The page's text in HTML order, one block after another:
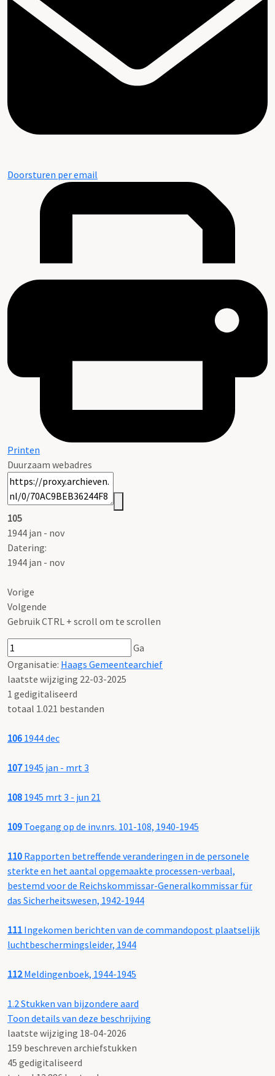
Doorsturen per email
Printen
Duurzaam webadres
105
1944 jan - nov
Datering:
1944 jan - nov
Vorige
Volgende
Gebruik CTRL + scroll om te scrollen
Ga
Organisatie: Haags Gemeentearchief
laatste wijziging 22-03-2025
1 gedigitaliseerd
totaal 1.021 bestanden
106 1944 dec
1071945 jan - mrt 3
108 1945 mrt 3 - jun 21
109 Toegang op de inv.nrs. 101-108, 1940-1945
110 Rapporten betreffende veranderingen in de personele
sterkte en het aantal opgemaakte processen-verbaal,
bestemd voor de Reichskommissar-Generalkommissar für
das Sicherheitswesen, 1942-1944
111 Ingekomen berichten van de commandopost plaatselijk
luchtbeschermingsleider, 1944
112Meldingenboek, 1944-1945
1.2 Stukken van bijzondere aard
Toon details van deze beschrijving
laatste wijziging 18-04-2026
159 beschreven archiefstukken
45 gedigitaliseerd